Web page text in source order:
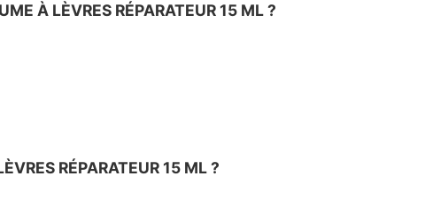
À LÈVRES RÉPARATEUR 15 ML ?
RÉPARATEUR 15 ML ?